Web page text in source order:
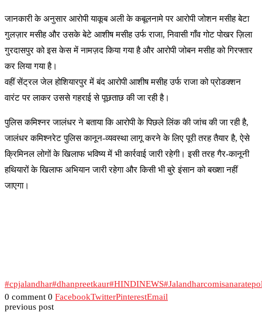
जानकारी के अनुसार आरोपी याकूब अली के कबूलनामे पर आरोपी जोशन मसीह बेटा
गुलज़ार मसीह और उसके बेटे आशीष मसीह उर्फ ​​राजा, निवासी गाँव गोट पोखर ज़िला
गुरदासपुर को इस केस में नामज़द किया गया है और आरोपी जोबन मसीह को गिरफ्तार
कर लिया गया है।
वहीं सेंट्रल जेल होशियारपुर में बंद आरोपी आशीष मसीह उर्फ ​​राजा को प्रोडक्शन
वारंट पर लाकर उससे गहराई से पूछताछ की जा रही है।
पुलिस कमिश्नर जालंधर ने बताया कि आरोपी के पिछले लिंक की जांच की जा रही है,
जालंधर कमिश्नरेट पुलिस कानून-व्यवस्था लागू करने के लिए पूरी तरह तैयार है, ऐसे
क्रिमिनल लोगों के खिलाफ भविष्य में भी कार्रवाई जारी रहेगी। इसी तरह गैर-कानूनी
हथियारों के खिलाफ अभियान जारी रहेगा और किसी भी बुरे इंसान को बख्शा नहीं
जाएगा।
#cpjalandhar#dhanpreetkaur#HINDINEWS
0 comment 0 FacebookTwitterPinterestEmail
previous post